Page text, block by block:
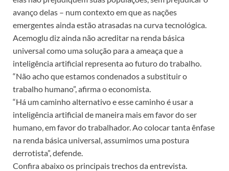
avanço delas – num contexto em que as nações
emergentes ainda estão atrasadas na curva tecnológica.
Acemoglu diz ainda não acreditar na renda básica
universal como uma solução para a ameaça que a
inteligência artificial representa ao futuro do trabalho.
“Não acho que estamos condenados a substituir o
trabalho humano”, afirma o economista.
“Há um caminho alternativo e esse caminho é usar a
inteligência artificial de maneira mais em favor do ser
humano, em favor do trabalhador. Ao colocar tanta ênfase
na renda básica universal, assumimos uma postura
derrotista”, defende.
Confira abaixo os principais trechos da entrevista.